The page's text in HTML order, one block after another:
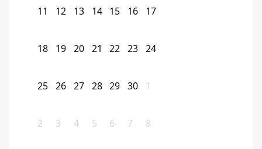
11 12 13 14 15 16 17
18 19 20 21 22 23 24
25 26 27 28 29 30 1
2 3 4 5 6 7 8